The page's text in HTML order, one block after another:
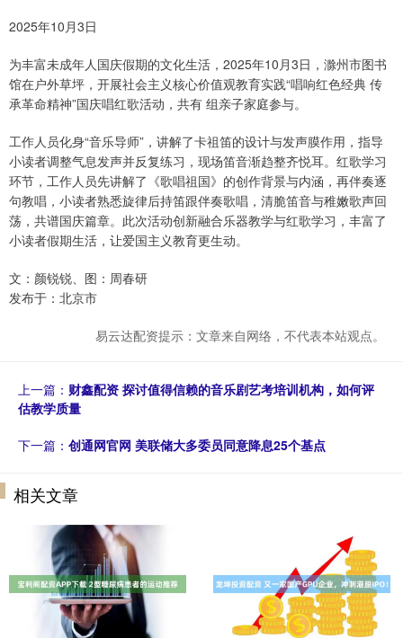
2025年10月3日
为丰富未成年人国庆假期的文化生活，2025年10月3日，滁州市图书
馆在户外草坪，开展社会主义核心价值观教育实践“唱响红色经典 传
承革命精神”国庆唱红歌活动，共有 组亲子家庭参与。
工作人员化身“音乐导师”，讲解了卡祖笛的设计与发声膜作用，指导
小读者调整气息发声并反复练习，现场笛音渐趋整齐悦耳。红歌学习
环节，工作人员先讲解了《歌唱祖国》的创作背景与内涵，再伴奏逐
句教唱，小读者熟悉旋律后持笛跟伴奏歌唱，清脆笛音与稚嫩歌声回
荡，共谱国庆篇章。此次活动创新融合乐器教学与红歌学习，丰富了
小读者假期生活，让爱国主义教育更生动。
文：颜锐锐、图：周春研
发布于：北京市
易云达配资提示：文章来自网络，不代表本站观点。
上一篇： 财鑫配资 探讨值得信赖的音乐剧艺考培训机构，如何评
估教学质量
下一篇： 创通网官网 美联储大多委员同意降息25个基点
相关文章